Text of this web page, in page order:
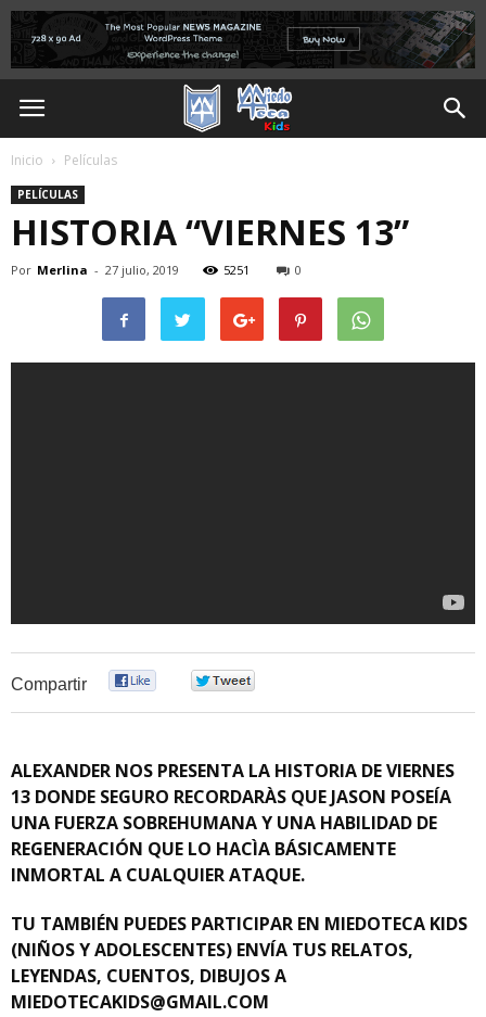
Inicio Películas
PELÍCULAS
HISTORIA “VIERNES 13”
Por Merlina - 27 julio, 2019 5251 0
Compartir
ALEXANDER NOS PRESENTA LA HISTORIA DE VIERNES
13 DONDE SEGURO RECORDARÀS QUE JASON POSEÍA
UNA FUERZA SOBREHUMANA Y UNA HABILIDAD DE
REGENERACIÓN QUE LO HACÌA BÁSICAMENTE
INMORTAL A CUALQUIER ATAQUE.
TU TAMBIÉN PUEDES PARTICIPAR EN MIEDOTECA KIDS
(NIÑOS Y ADOLESCENTES) ENVÍA TUS RELATOS,
LEYENDAS, CUENTOS, DIBUJOS A
MIEDOTECAKIDS@GMAIL.COM